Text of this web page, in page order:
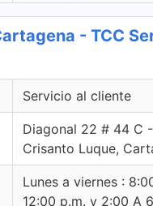
- TCC
Servicio al cliente
Diagonal 22 # 44 C
Crisanto Luque,
Lunes a viernes :
12:00 p.m. y 2:00 A